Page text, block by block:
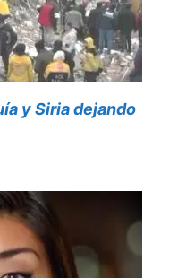
y Siria dejando